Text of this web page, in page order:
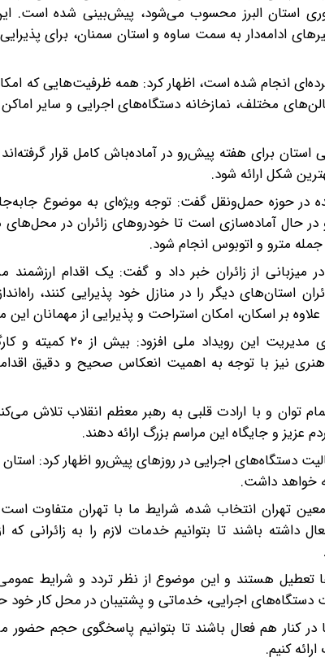
استان البرز محسوب می‌شود، پیش‌بینی شده است.
ادامه‌دار به سمت ساوه و استان سمنان، برای پذیرایی
انجام شده است، اظهار کرد: همه ظرفیت‌هایی که
مختلف، نمازخانه دستگاه‌های اجرایی و سایر اماکن
استان برای هفته پیش‌رو در آماده‌باش کامل قرار
شکل ارائه شود.
در حوزه حمل‌ونقل گفت: توجه ویژه‌ای به موضوع
حال آماده‌سازی است تا خودروهای زائران در
مترو و اتوبوس انجام شود.
میزبانی از زائران خبر داد و گفت: یک اقدام
استان‌های دیگر را در منازل خود پذیرایی کنند،
بر اسکان، امکان استراحت و پذیرایی از مهمانان این
وی با اشاره به تشکیل کمیته‌های
نیز با توجه به اهمیت انعکاس صحیح و دقیق
توان و با ارادت قلبی به رهبر معظم انقلاب تلاش
و جایگاه این مراسم بزرگ ارائه دهند.
خواهد داشت.
معین تهران انتخاب شده، شرایط ما با تهران متفاوت
باشند تا بتوانیم خدمات لازم را به زائرانی که
تعطیل هستند و این موضوع از نظر تردد و شرایط
اجرایی، خدماتی و پشتیبان در محل کار خود
کنار هم فعال باشند تا بتوانیم پاسخگوی حجم حضور
کنیم.